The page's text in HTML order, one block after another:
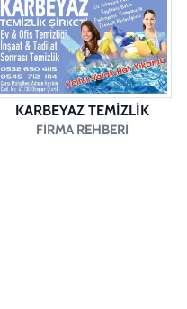
3023 SOK. NO:71 B
Denizli
KARBEYAZ TEMİZLİK
FIRMA REHBERI